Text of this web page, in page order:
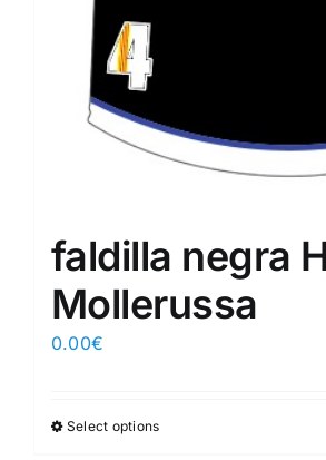
faldilla negra
Mollerussa
0.00€
Select options